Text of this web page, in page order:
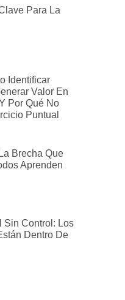
Para La
Identificar
Valor En
Por Qué No
Puntual
Brecha Que
Aprenden
Sin Control: Los
Dentro De